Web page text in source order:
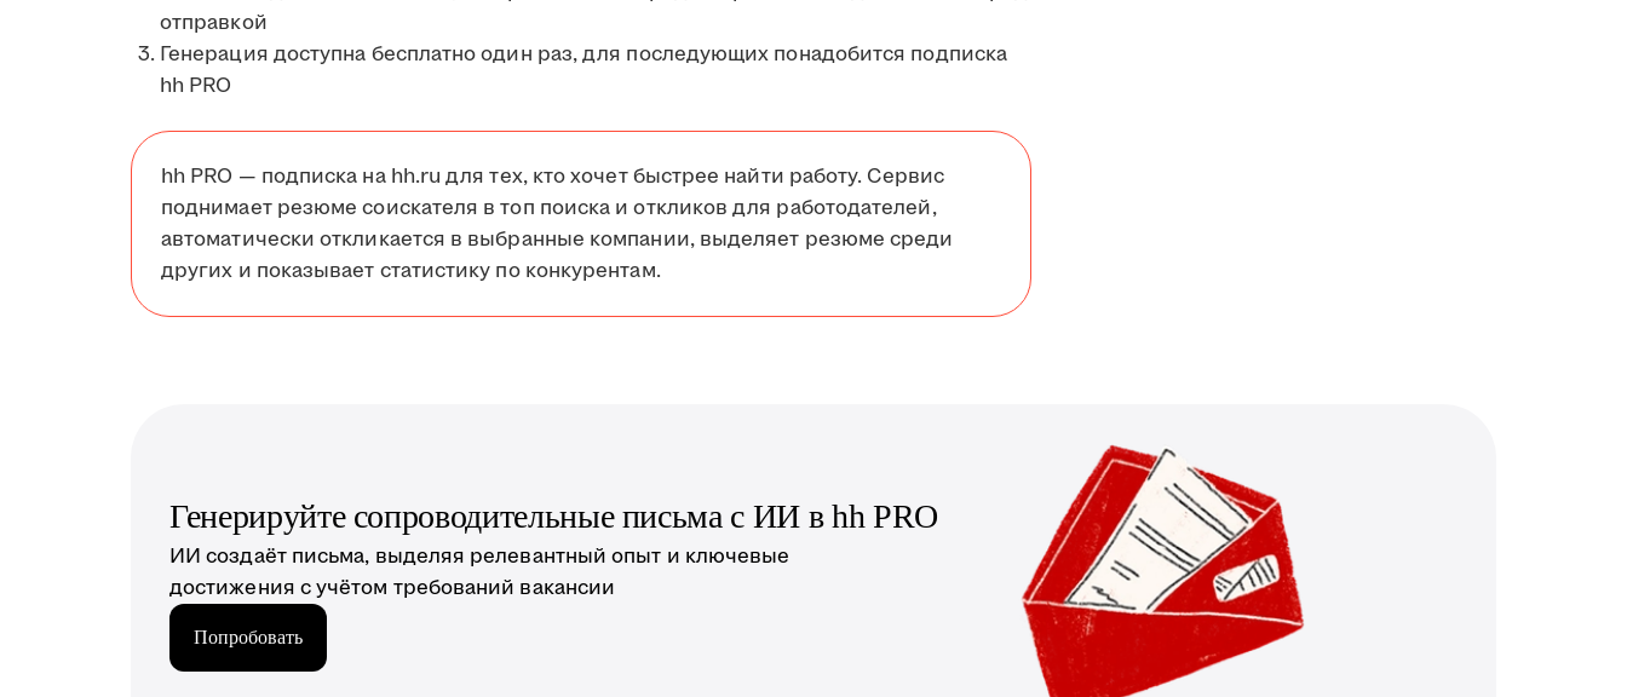
отправкой
Генерация доступна бесплатно один раз, для последующих понадобится подписка
hh PRO
hh PRO — подписка на hh.ru для тех, кто хочет быстрее найти работу. Сервис
поднимает резюме соискателя в топ поиска и откликов для работодателей,
автоматически откликается в выбранные компании, выделяет резюме среди
других и показывает статистику по конкурентам.
Генерируйте сопроводительные письма с ИИ в hh PRO
ИИ создаёт письма, выделяя релевантный опыт и ключевые
достижения с учётом требований вакансии
Попробовать